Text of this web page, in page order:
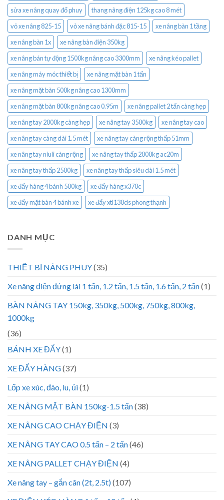
sửa xe nâng quay đổ phuy
thang nâng điện 125kg cao 8 mét
vỏ xe nâng 825-15
vỏ xe nâng bánh đặc 815-15
xe nâng bàn 1 tầng
xe nâng bàn 1x
xe nâng bàn điện 350kg
xe nâng bán tự động 1500kg nâng cao 3300mm
xe nâng kéo pallet
xe nâng máy móc thiết bị
xe nâng mặt bàn 1 tấn
xe nâng mặt bàn 500kg nâng cao 1300mm
xe nâng mặt bàn 800kg nâng cao 0.95m
xe nâng pallet 2 tấn càng hẹp
xe nâng tay 2000kg càng hẹp
xe nâng tay 3500kg
xe nâng tay cao
xe nâng tay càng dài 1.5 mét
xe nâng tay càng rộng thấp 51mm
xe nâng tay niuli càng rộng
xe nâng tay thấp 2000kg ac20m
xe nâng tay thấp 2500kg
xe nâng tay thấp siêu dài 1.5 mét
xe đẩy hàng 4 bánh 500kg
xe đẩy hàng x370c
xe đẩy mặt bàn 4 bánh xe
xe đẩy xtl130ds phong thạnh
DANH MỤC
THIẾT BỊ NÂNG PHUY(35)
Xe nâng điện đứng lái 1 tấn, 1.2 tấn, 1.5 tấn, 1.6 tấn, 2 tấn(1)
BÀN NÂNG TAY 150kg, 350kg, 500kg, 750kg, 800kg,
1000kg
(36)
BÁNH XE ĐẨY(1)
XE ĐẨY HÀNG(37)
Lốp xe xúc, đào, lu, ủi(1)
XE NÂNG MẶT BÀN 150kg-1.5 tấn(38)
XE NÂNG CAO CHẠY ĐIỆN (3)
XE NÂNG TAY CAO 0.5 tấn – 2 tấn(46)
XE NÂNG PALLET CHẠY ĐIỆN (4)
Xe nâng tay – gắn cân (2t, 2.5t)(107)